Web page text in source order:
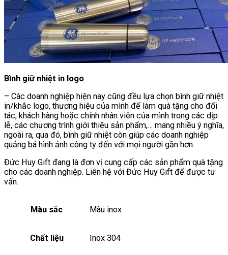
Bình giữ nhiệt in logo
– Các doanh nghiệp hiện nay cũng đều lựa chọn bình giữ nhiệt
in/khắc logo, thương hiệu của mình để làm quà tặng cho đối
tác, khách hàng hoặc chính nhân viên của mình trong các dịp
lễ, các chương trình giới thiệu sản phẩm,… mang nhiều ý nghĩa,
ngoài ra, qua đó, bình giữ nhiệt còn giúp các doanh nghiệp
quảng bá hình ảnh công ty đến với mọi người gần hơn.
Đức Huy Gift đang là đơn vị cung cấp các sản phẩm quà tặng
cho các doanh nghiệp. Liên hệ với Đức Huy Gift để được tư
vấn.
Màu sắc Màu inox
Chất liệu Inox 304